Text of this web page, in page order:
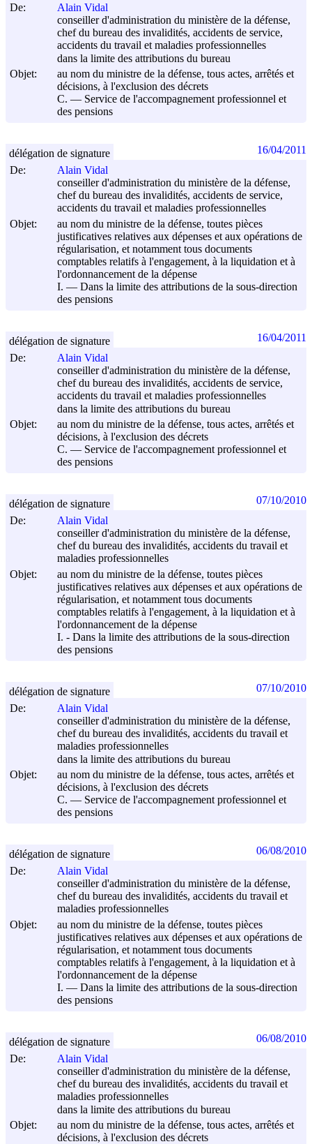
De:
Alain Vidal
conseiller d'administration du ministère de la défense,
chef du bureau des invalidités, accidents de service,
accidents du travail et maladies professionnelles
dans la limite des attributions du bureau
Objet:
au nom du ministre de la défense, tous actes, arrêtés et
décisions, à l'exclusion des décrets
C. ― Service de l'accompagnement professionnel et
des pensions
De:
Alain Vidal
conseiller d'administration du ministère de la défense,
chef du bureau des invalidités, accidents de service,
accidents du travail et maladies professionnelles
Objet:
au nom du ministre de la défense, toutes pièces
justificatives relatives aux dépenses et aux opérations de
régularisation, et notamment tous documents
comptables relatifs à l'engagement, à la liquidation et à
l'ordonnancement de la dépense
I. ― Dans la limite des attributions de la sous-direction
des pensions
délégation de signature 16/04/2011
De:
Alain Vidal
conseiller d'administration du ministère de la défense,
chef du bureau des invalidités, accidents de service,
accidents du travail et maladies professionnelles
dans la limite des attributions du bureau
Objet:
au nom du ministre de la défense, tous actes, arrêtés et
décisions, à l'exclusion des décrets
C. ― Service de l'accompagnement professionnel et
des pensions
délégation de signature 16/04/2011
De:
Alain Vidal
conseiller d'administration du ministère de la défense,
chef du bureau des invalidités, accidents du travail et
maladies professionnelles
Objet:
au nom du ministre de la défense, toutes pièces
justificatives relatives aux dépenses et aux opérations de
régularisation, et notamment tous documents
comptables relatifs à l'engagement, à la liquidation et à
l'ordonnancement de la dépense
I. - Dans la limite des attributions de la sous-direction
des pensions
délégation de signature 07/10/2010
De:
Alain Vidal
conseiller d'administration du ministère de la défense,
chef du bureau des invalidités, accidents du travail et
maladies professionnelles
dans la limite des attributions du bureau
Objet:
au nom du ministre de la défense, tous actes, arrêtés et
décisions, à l'exclusion des décrets
C. ― Service de l'accompagnement professionnel et
des pensions
délégation de signature 07/10/2010
De:
Alain Vidal
conseiller d'administration du ministère de la défense,
chef du bureau des invalidités, accidents du travail et
maladies professionnelles
Objet:
au nom du ministre de la défense, toutes pièces
justificatives relatives aux dépenses et aux opérations de
régularisation, et notamment tous documents
comptables relatifs à l'engagement, à la liquidation et à
l'ordonnancement de la dépense
I. ― Dans la limite des attributions de la sous-direction
des pensions
délégation de signature 06/08/2010
De:
Alain Vidal
conseiller d'administration du ministère de la défense,
chef du bureau des invalidités, accidents du travail et
maladies professionnelles
dans la limite des attributions du bureau
Objet:
au nom du ministre de la défense, tous actes, arrêtés et
décisions, à l'exclusion des décrets
délégation de signature 06/08/2010